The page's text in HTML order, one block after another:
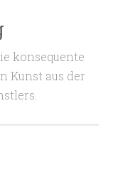
konsequente
Kunst aus der